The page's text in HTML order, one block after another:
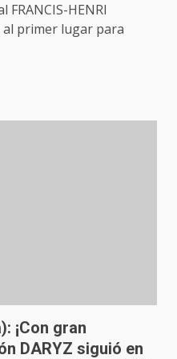
HENRI
al primer lugar para
¡Con gran
DARYZ siguió en